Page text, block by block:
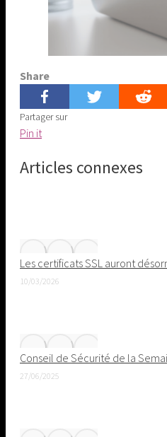
Share
Partager sur
Pin itShare
Pinterest
Articles connexes
Les certificats SSL auront
10/03/2026
Conseil de Sécurité de la
27/06/2025